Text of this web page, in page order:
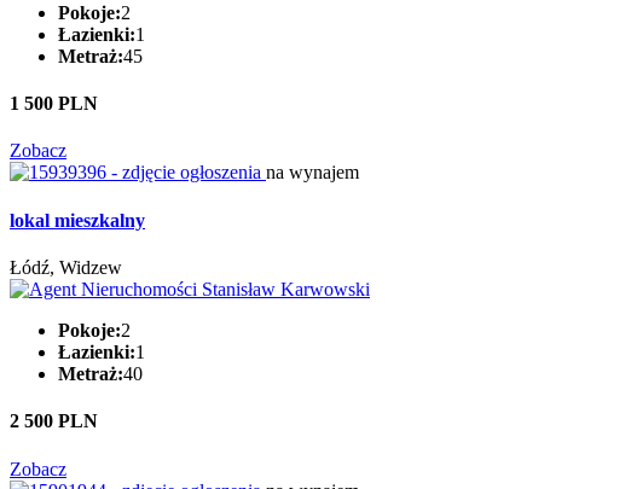
Pokoje:2
Łazienki:1
Metraż:45
1 500 PLN
Zobacz
na wynajem
lokal mieszkalny
Łódź, Widzew
Pokoje:2
Łazienki:1
Metraż:40
2 500 PLN
Zobacz